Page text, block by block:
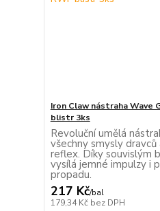
Iron Claw nástraha Wave
blistr 3ks
Revoluční umělá
všechny smysly
reflex. Díky souvislým
vysílá jemné impulzy i
propadu.
217 Kč/bal
179,34 Kč bez DPH